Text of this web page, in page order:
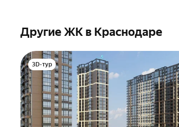
Другие ЖК в Краснодаре
3D-тур